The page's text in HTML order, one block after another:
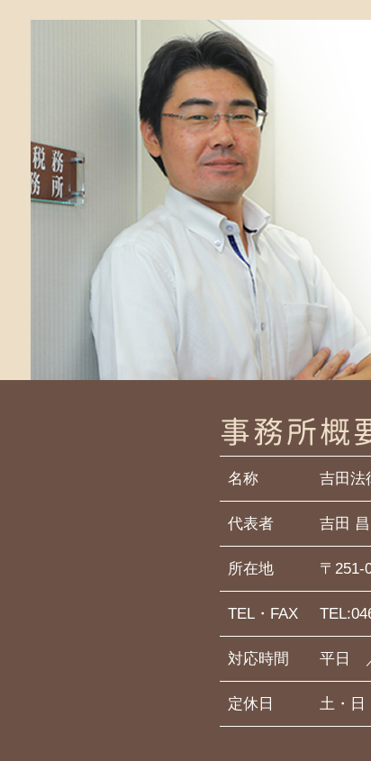
土地 相続放棄 手続き
法定相続人 放棄
相続放棄 無効
遺産分割 調停 流れ
特別受益 遺留分
兄弟 遺留分
遺産分割協議書 提出先
限定承認 とは
死亡保険金 相続税
遺贈 相続税
相続放棄 代襲相続
相続税 町田 税理士
相続税 茅ヶ崎 弁護士
相続税 茅ヶ崎 税理士
遺言書 寒川 弁護士
相続 平塚 弁護士
相続 町田 弁護士
遺言書 平塚 税理士
遺言書 町田 税理士
相続税 平塚 弁護士
相続 鎌倉 弁護士
遺言書 町田 弁護士
遺言書 鎌倉 弁護士
相続税 大和 税理士
遺言書 平塚 弁護士
事務所概
名称 吉田法
代表者 吉田
所在地 〒251-
TEL・FAX
対応時間 平日
定休日 土・